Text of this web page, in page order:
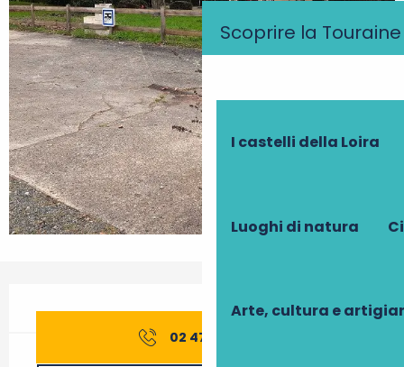
Scoprire la Touraine
I castelli della Loira
Luoghi di natura
Arte, cultura e
02 47 58 10